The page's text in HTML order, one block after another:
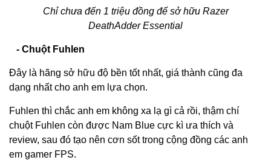
Chỉ chưa đến 1 triệu đồng để sở hữu Razer
DeathAdder Essential
- Chuột Fuhlen
Đây là hãng sở hữu độ bền tốt nhất, giá thành cũng đa
dạng nhất cho anh em lựa chọn.
Fuhlen thì chắc anh em không xa lạ gì cả rồi, thậm chí
chuột Fuhlen còn được Nam Blue cực kì ưa thích và
review, sau đó tạo nên cơn sốt trong cộng đồng các anh
em gamer FPS.